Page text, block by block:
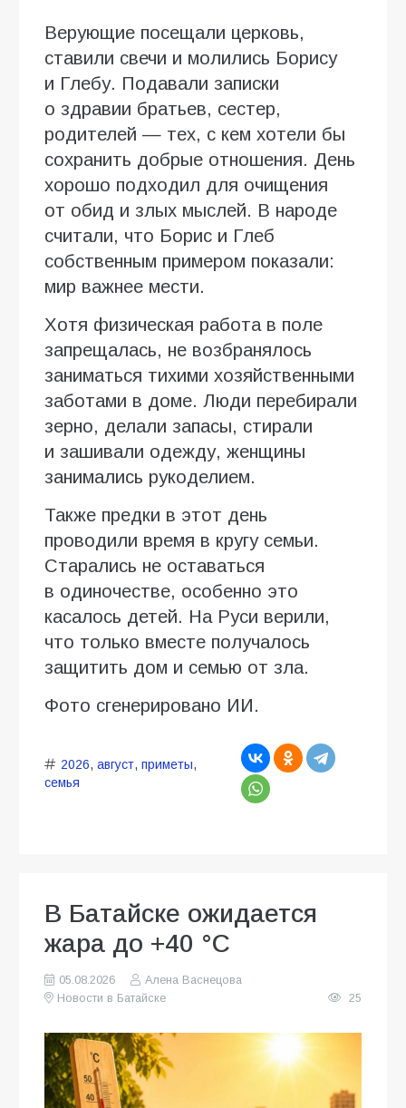
Верующие посещали церковь,
ставили свечи и молились Борису
и Глебу. Подавали записки
о здравии братьев, сестер,
родителей — тех, с кем хотели бы
сохранить добрые отношения. День
хорошо подходил для очищения
от обид и злых мыслей. В народе
считали, что Борис и Глеб
собственным примером показали:
мир важнее мести.
Хотя физическая работа в поле
запрещалась, не возбранялось
заниматься тихими хозяйственными
заботами в доме. Люди перебирали
зерно, делали запасы, стирали
и зашивали одежду, женщины
занимались рукоделием.
Также предки в этот день
проводили время в кругу семьи.
Старались не оставаться
в одиночестве, особенно это
касалось детей. На Руси верили,
что только вместе получалось
защитить дом и семью от зла.
Фото сгенерировано ИИ.
2026, август, приметы,
семья
В Батайске ожидается
жара до +40 °C
05.08.2026
Алена Васнецова
Новости в Батайске
25